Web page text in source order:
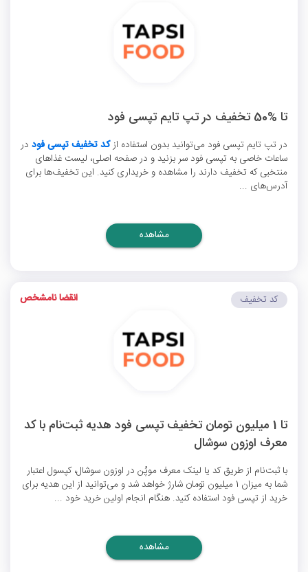
تا %50 تخفیف در تپ تایم تپسی فود
در تپ تایم تپسی فود می‌توانید بدون استفاده ازکد تخفیف تپسی فود در
ساعات خاصی به تپسی فود سر بزنید و در صفحه اصلی، لیست غذاهای
منتخبی که تخفیف دارند را مشاهده و خریداری کنید. این تخفیف‌ها برای
آدرس‌های ...
مشاهده
تا 1 میلیون تومان تخفیف تپسی فود هدیه ثبت‌نام با کد
معرف اوزون سوشال
با ثبت‌نام از طریق کد یا لینک معرف موپُن در اوزون سوشال، کپسول اعتبار
شما به میزان 1 میلیون تومان شارژ خواهد شد و می‌توانید از این هدیه برای
خرید از تپسی فود استفاده کنید. هنگام انجام اولین خرید خود ...
کد تخفیف انقضا نامشخص
مشاهده